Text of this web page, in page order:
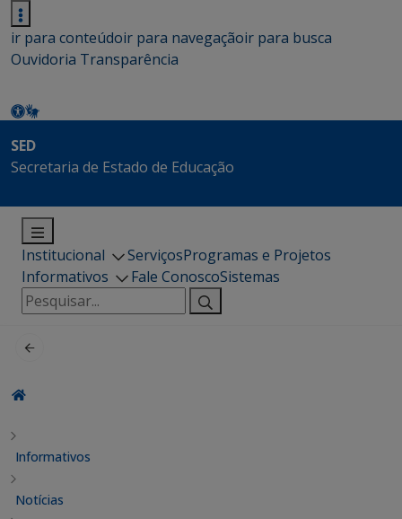
ir para conteúdoir para navegaçãoir para busca
Ouvidoria Transparência
SED
Secretaria de Estado de Educação
Institucional ServiçosProgramas e Projetos
Informativos
Fale ConoscoSistemas
Pesquisar
por:
Informativos
Notícias